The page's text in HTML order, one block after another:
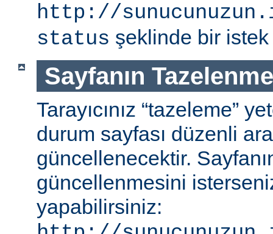
http://
status şeklinde bir
Sayfanın
Tarayıcınız “tazeleme”
durum sayfası düzenli
güncellenecektir.
güncellenmesini
yapabilirsiniz: